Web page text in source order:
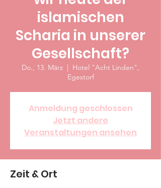
islamischen
Scharia in unserer
Gesellschaft?
Do., 13. März
  |
Hotel "Acht Linden",
Egestorf
Anmeldung geschlossen
Jetzt andere
Veranstaltungen ansehen
Zeit & Ort